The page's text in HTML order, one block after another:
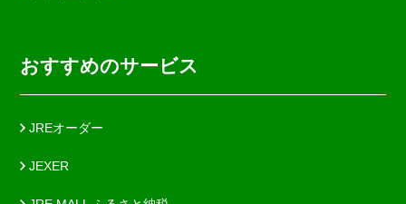
おすすめのサービス
JREオーダー
JEXER